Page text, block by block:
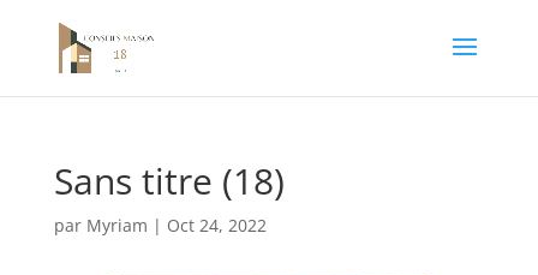
Sans titre (18)
par Myriam | Oct 24, 2022